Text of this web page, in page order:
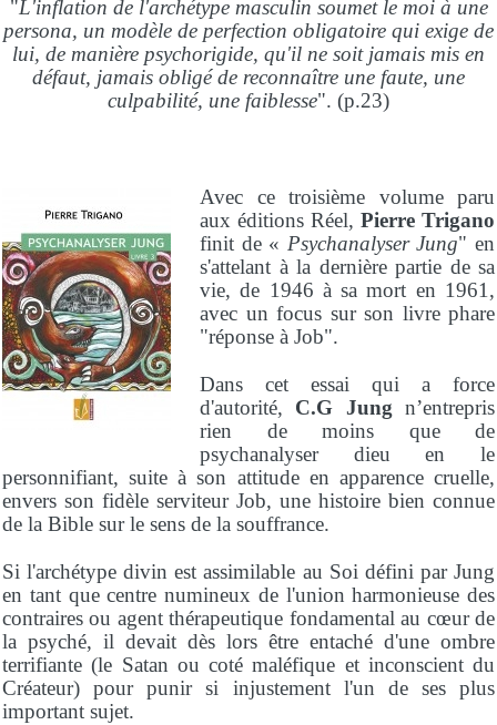
"L'inflation de l'archétype masculin soumet le moi à une
persona, un modèle de perfection obligatoire qui exige de
lui, de manière psychorigide, qu'il ne soit jamais mis en
défaut, jamais obligé de reconnaître une faute, une
culpabilité, une faiblesse". (p.23)
Avec ce troisième volume paru
aux éditions Réel,Pierre Trigano
finit de « Psychanalyser Jung" en
s'attelant à la dernière partie de sa
vie, de 1946 à sa mort en 1961,
avec un focus sur son livre phare
"réponse à Job".
Dans cet essai qui a force
d'autorité, C.G Jung n’entrepris
rien de moins que de
psychanalyser dieu en le
personnifiant, suite à son attitude en apparence cruelle,
envers son fidèle serviteur Job, une histoire bien connue
de la Bible sur le sens de la souffrance.
Si l'archétype divin est assimilable au Soi défini par Jung
en tant que centre numineux de l'union harmonieuse des
contraires ou agent thérapeutique fondamental au cœur de
la psyché, il devait dès lors être entaché d'une ombre
terrifiante (le Satan ou coté maléfique et inconscient du
Créateur) pour punir si injustement l'un de ses plus
important sujet.